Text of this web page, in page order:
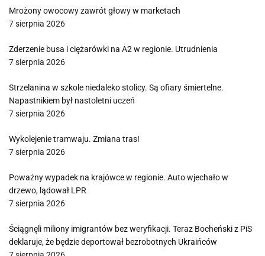
Mrożony owocowy zawrót głowy w marketach
7 sierpnia 2026
Zderzenie busa i ciężarówki na A2 w regionie. Utrudnienia
7 sierpnia 2026
Strzelanina w szkole niedaleko stolicy. Są ofiary śmiertelne.
Napastnikiem był nastoletni uczeń
7 sierpnia 2026
Wykolejenie tramwaju. Zmiana tras!
7 sierpnia 2026
Poważny wypadek na krajówce w regionie. Auto wjechało w
drzewo, lądował LPR
7 sierpnia 2026
Ściągnęli miliony imigrantów bez weryfikacji. Teraz Bocheński z PiS
deklaruje, że będzie deportował bezrobotnych Ukraińców